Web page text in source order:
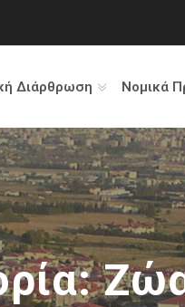
Διάρθρωση Νομικά